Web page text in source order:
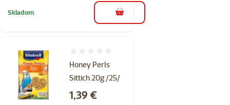
Skladom do košíka
Honey Perls
Sittich 20g /25/
Cena
1,39 €